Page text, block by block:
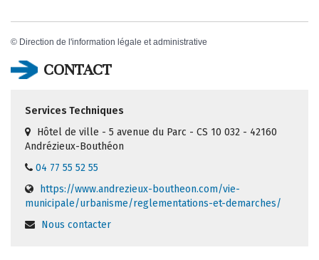
© Direction de l'information légale et administrative
CONTACT
Services Techniques
Hôtel de ville - 5 avenue du Parc - CS 10 032 - 42160
Andrézieux-Bouthéon
04 77 55 52 55
https://www.andrezieux-boutheon.com/vie-
municipale/urbanisme/reglementations-et-demarches/
Nous contacter